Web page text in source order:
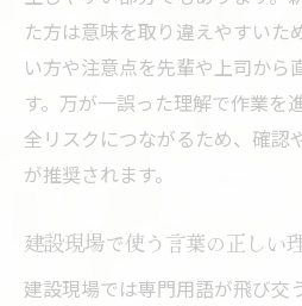
た方は意味を取り違えやすいた
い方や注意点を先輩や上司から
す。万が一誤った理解で作業を
全リスクにつながるため、確認
が推奨されます。
建設現場で使う言葉の正しい
建設現場では専門用語が飛び交